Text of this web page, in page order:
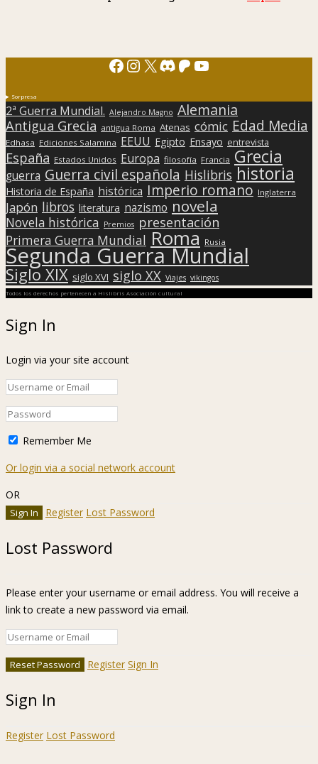
Facebook
Instagram
X Discord
Patreon
YouTube
Sorpresa
2ª Guerra Mundial. Alejandro Magno Alemania
Antigua Grecia antigua Roma Atenas cómic Edad Media
Edhasa Ediciones Salamina EEUU Egipto Ensayo entrevista
España Estados Unidos Europa filosofía Francia Grecia
guerra Guerra civil española Hislibris historia
Historia de España histórica Imperio romano Inglaterra
Japón libros literatura nazismo novela
Novela histórica Premios presentación
Primera Guerra Mundial Roma Rusia
Segunda Guerra Mundial
Siglo XIX siglo XVI siglo XX Viajes vikingos
Todos los derechos pertenecen a Hislibris Asociación cultural
Sign In
Login via your site account
Remember Me
Or login via a social network account
OR
Register Lost Password
Lost Password
Please enter your username or email address. You will receive a
link to create a new password via email.
Register Sign In
Sign In
Register Lost Password